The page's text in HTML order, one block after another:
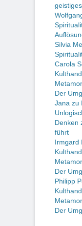
Silvia
Carola
Der
Jana zu
Denken
führt
Irmgard
Der
Philipp
Der